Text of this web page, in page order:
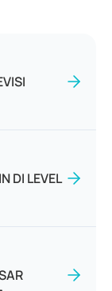
DI LEVEL